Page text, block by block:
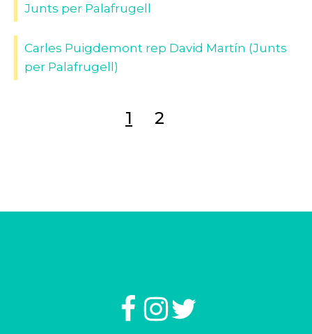
Junts per Palafrugell
Carles Puigdemont rep David Martín (Junts
per Palafrugell)
1 2